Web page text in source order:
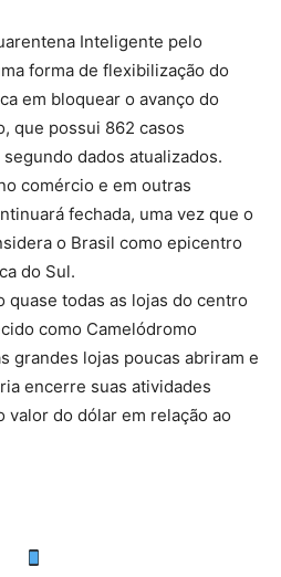
Inteligente pelo
forma de flexibilização do
em bloquear o avanço do
que possui 862 casos
dados atualizados.
comércio e em outras
fechada, uma vez que o
o Brasil como epicentro
do Sul.
quase todas as lojas do centro
como Camelódromo
grandes lojas poucas abriram e
encerre suas atividades
valor do dólar em relação ao